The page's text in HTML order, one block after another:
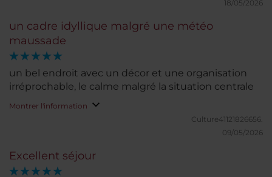
18/05/2026
un cadre idyllique malgré une météo
maussade
un bel endroit avec un décor et une organisation
irréprochable, le calme malgré la situation centrale
Montrer l'information
Culture41121826656.
09/05/2026
Excellent séjour